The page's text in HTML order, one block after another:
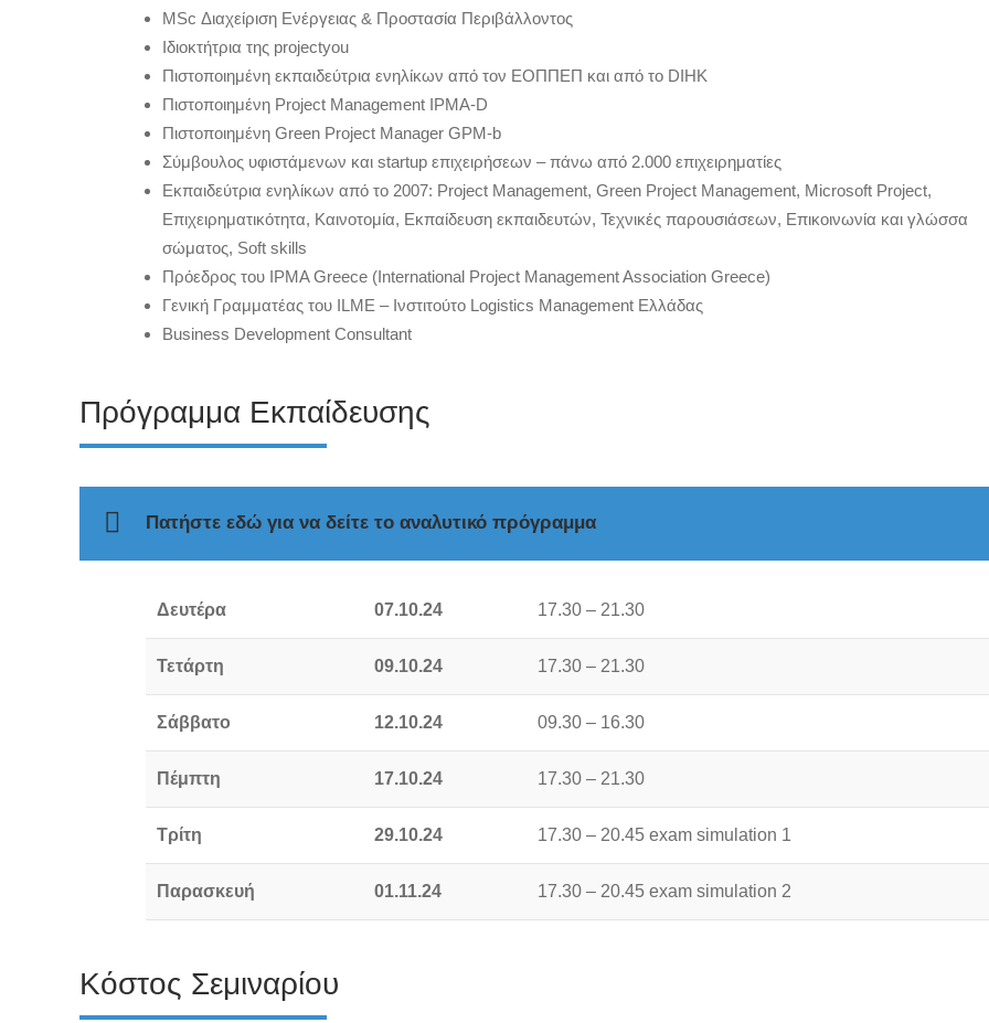
MSc Διαχείριση Ενέργειας & Προστασία Περιβάλλοντος
Ιδιοκτήτρια της projectyou
Πιστοποιημένη εκπαιδεύτρια ενηλίκων από τον ΕΟΠΠΕΠ και από το DIHK
Πιστοποιημένη Project Management IPMA-D
Πιστοποιημένη Green Project Manager GPM-b
Σύμβουλος υφιστάμενων και startup επιχειρήσεων – πάνω από 2.000 επιχειρηματίες
Εκπαιδεύτρια ενηλίκων από το 2007: Project Management, Green Project Management, Microsoft Project,
Επιχειρηματικότητα, Καινοτομία, Εκπαίδευση εκπαιδευτών, Τεχνικές παρουσιάσεων, Επικοινωνία και γλώσσα
σώματος, Soft skills
Πρόεδρος του IPMA Greece (International Project Management Association Greece)
Γενική Γραμματέας του ILME – Ινστιτούτο Logistics Management Ελλάδας
Business Development Consultant
Πρόγραμμα Εκπαίδευσης
Πατήστε εδώ για να δείτε το αναλυτικό πρόγραμμα
Δευτέρα 07.10.24 17.30 – 21.30
Τετάρτη 09.10.24 17.30 – 21.30
Σάββατο 12.10.24 09.30 – 16.30
Πέμπτη 17.10.24 17.30 – 21.30
Τρίτη 29.10.24 17.30 – 20.45 exam simulation 1
Παρασκευή 01.11.24 17.30 – 20.45 exam simulation 2
Κόστος Σεμιναρίου